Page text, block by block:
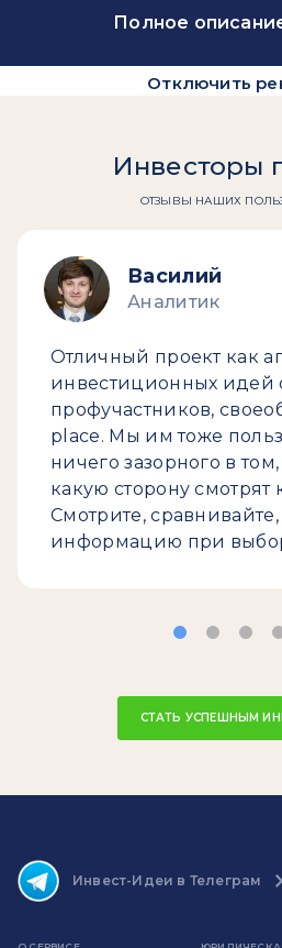
Полное
Отключить
Инвесторы
ОТЗЫВЫ НАШИХ
Василий
Аналитик
Отличный проект как
инвестиционных идей
профучастников,
place. Мы им тоже
ничего зазорного в
какую сторону смотрят
Смотрите, сравнивайте,
информацию при
СТАТЬ УСПЕШНЫМ
Инвест-Идеи в Телеграм